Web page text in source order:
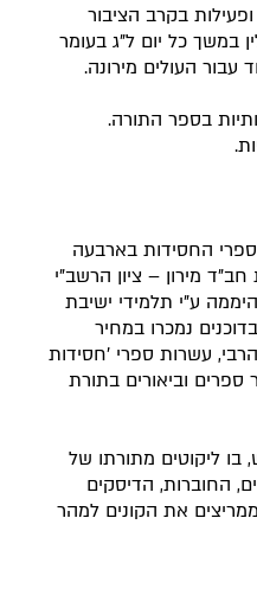
בקרב הציבור
במשך כל יום ל"ג בעומר
עבור העולים מירונה.
בספר התורה.
החסידות בארבעה
מירון – ציון הרשב"י
ע"י תלמידי ישיבת
נמכרו במחיר
עשרות ספרי 'חסידות
וביאורים בתורת
בו ליקוטים מתורתו של
החוברות, הדיסקים
את הקונים למהר